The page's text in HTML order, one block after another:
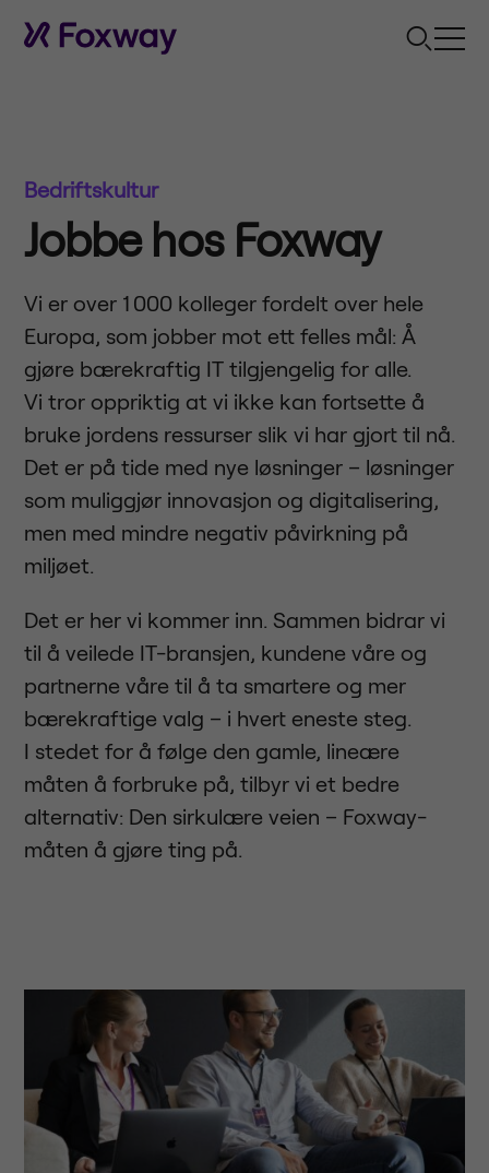
Bedriftskultur
Jobbe hos Foxway
Vi er over 1 000 kolleger fordelt over hele
Europa, som jobber mot ett felles mål: Å
gjøre bærekraftig IT tilgjengelig for alle.
Vi tror oppriktig at vi ikke kan fortsette å
bruke jordens ressurser slik vi har gjort til nå.
Det er på tide med nye løsninger – løsninger
som muliggjør innovasjon og digitalisering,
men med mindre negativ påvirkning på
miljøet.
Det er her vi kommer inn. Sammen bidrar vi
til å veilede IT-bransjen, kundene våre og
partnerne våre til å ta smartere og mer
bærekraftige valg – i hvert eneste steg.
I stedet for å følge den gamle, lineære
måten å forbruke på, tilbyr vi et bedre
alternativ: Den sirkulære veien – Foxway-
måten å gjøre ting på.